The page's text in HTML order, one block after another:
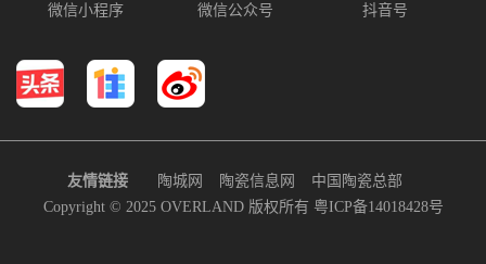
微信小程序 微信公众号 抖音号
友情链接 陶城网 陶瓷信息网
中国陶瓷总部
Copyright © 2025 OVERLAND 版权所有 粤ICP备14018428号